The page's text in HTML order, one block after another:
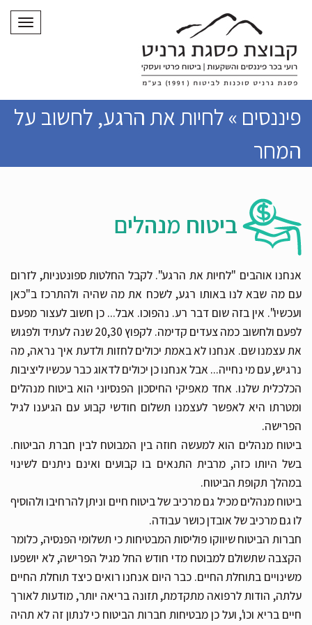
פיננסים » לחיות את הרגע, לחשוב על
המחר
ביטוח מנהלים
אנחנו אוהבים "לחיות את הרגע". לקבל החלטות ספונטניות, לזרום
עם מה שבא לנו באותו רגע, לשכח את מה שהיה ולהתרכז ב"כאן
ועכשיו". אין בזה שום דבר רע. נהפוכו. אבל... כן חשוב לעצור מפעם
לפעם ולחשוב כמה צעדים קדימה. לקפוץ 20,30 שנה לעתיד ולפגוש
את עצמנו שם. אנחנו לא באמת יכולים לחזות ולדעת איך נראה, מה
נרגיש, עם מי נחייה... אבל אנחנו כן יכולים לדאוג כבר עכשיו ליציבות
הכלכלית שלנו. אחד מאפיקי החיסכון הפנסיוני הוא ביטוח מנהלים
ומטרתו היא לאפשר לעצמנו תשלום חודשי קבוע עם הגיענו לגיל
הפרישה.
ביטוח מנהלים הוא למעשה חוזה בין המבוטח לבין חברת הביטוח.
בשל היותו כזה, מרבית התנאים בו קבועים ואינם ניתנים לשינוי
במהלך תקופת הביטוח.
ביטוח מנהלים מכיל גם מרכיב של ביטוח חיים וניתן להרחיבו ולהוסיף
לו גם מרכיב של אובדן כושר עבודה.
חברות הביטוח שיווקו פוליסות המבטיחות כי תשלומי הפנסיה, כלומר
הקצבה שתשולם למבוטח מדי חודש החל מגיל הפרישה, לא יושפעו
משינויים בתוחלת החיים. כבר היום אנחנו רואים כיצד תוחלת החיים
עלתה, הודות לרפואה מתקדמת, תזונה בריאה יותר, מודעות לאורך
חיים בריא וכו', ועל כן מבטיחות חברות הביטוח כי לנתון זה לא תהיה